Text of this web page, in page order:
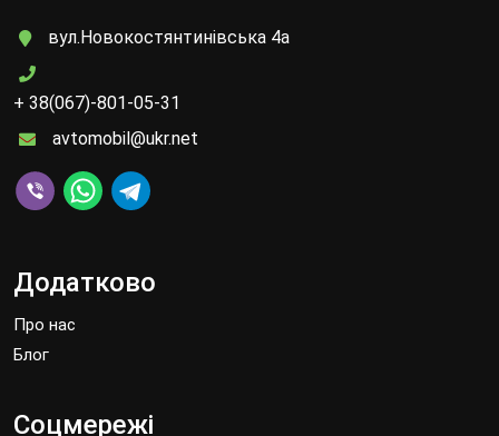
вул.Новокостянтинівська 4а
+ 38(067)-801-05-31
avtomobil@ukr.net
Додатково
Про нас
Блог
Соцмережі